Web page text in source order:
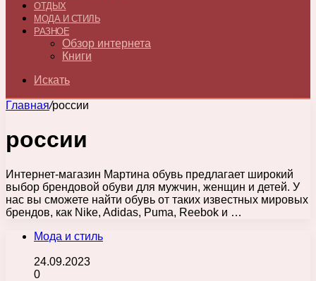
ОТДЫХ
МОДА И СТИЛЬ
РАЗНОЕ
Обзор интернета
Книги
Искать
Главная/россии
россии
Интернет-магазин Мартина обувь предлагает широкий
выбор брендовой обуви для мужчин, женщин и детей. У
нас вы сможете найти обувь от таких известных мировых
брендов, как Nike, Adidas, Puma, Reebok и …
Мода и стиль
24.09.2023
0